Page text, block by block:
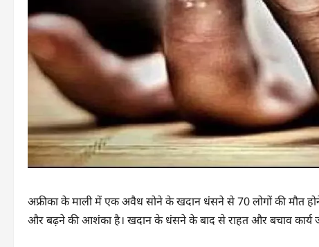
अफ्रीका के माली में एक अवैध सोने के खदान धंसने से 70 लोगों की मौत
और बढ़ने की आशंका है। खदान के धंसने के बाद से राहत और बचाव कार्य